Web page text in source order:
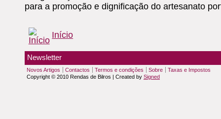
para a promoção e dignificação do artesanato
Início
Newsletter
Novos Artigos Contactos Termos e condições Sobre
Taxas e Impostos
Copyright © 2010 Rendas de Bilros | Created by Signed